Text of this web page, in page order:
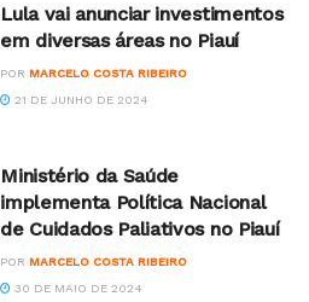
Lula vai anunciar investimentos
em diversas áreas no Piauí
POR MARCELO COSTA RIBEIRO
21 DE JUNHO DE 2024
Ministério da Saúde
implementa Política Nacional
de Cuidados Paliativos no Piauí
POR MARCELO COSTA RIBEIRO
30 DE MAIO DE 2024